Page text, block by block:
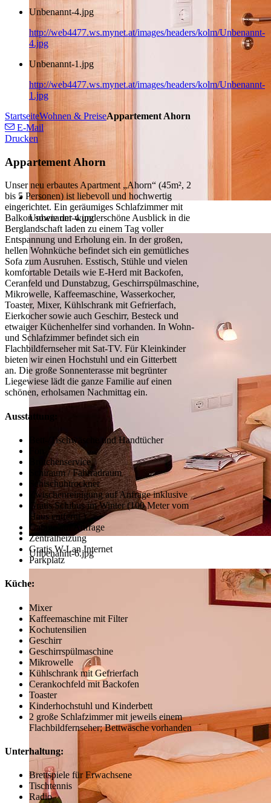
Unbenannt-4.jpg
Unbenannt-6.jpg
Unbenannt-4.jpg
http://web4477.ws.mynet.at/images/headers/kolm/Unbenannt-
4.jpg
Unbenannt-1.jpg
http://web4477.ws.mynet.at/images/headers/kolm/Unbenannt-
1.jpg
StartseiteWohnen & PreiseAppartement Ahorn
E-Mail
Drucken
Appartement Ahorn
Unser neu erbautes Apartment „Ahorn“ (45m², 2
bis 5 Personen) ist liebevoll und hochwertig
eingerichtet. Ein geräumiges Schlafzimmer mit
Balkon sowie der wunderschöne Ausblick in die
Berglandschaft laden zu einem Tag voller
Entspannung und Erholung ein. In der großen,
hellen Wohnküche befindet sich ein gemütliches
Sofa zum Ausruhen. Esstisch, Stühle und vielen
komfortable Details wie E-Herd mit Backofen,
Ceranfeld und Dunstabzug, Geschirrspülmaschine,
Mikrowelle, Kaffeemaschine, Wasserkocher,
Toaster, Mixer, Kühlschrank mit Gefrierfach,
Eierkocher sowie auch Geschirr, Besteck und
etwaiger Küchenhelfer sind vorhanden. In Wohn-
und Schlafzimmer befindet sich ein
Flachbildfernseher mit Sat-TV. Für Kleinkinder
bieten wir einen Hochstuhl und ein Gitterbett
an. Die große Sonnenterasse mit begrünter
Liegewiese lädt die ganze Familie auf einen
schönen, erholsamen Nachmittag ein.
Ausstattung:
Bett-/Tischwäsche und Handtücher
Brötchenservice
Schiraum / Fahrradraum
Schischuhtrockner
Zwischenreinigung auf Anfrage inklusive
Gratis Schibus im Winter (100 Meter vom
Haus entfernt )
Garage auf Anfrage
Zentralheizung
Gratis W-Lan Internet
Parkplatz
Küche:
Mixer
Kaffeemaschine mit Filter
Kochutensilien
Geschirr
Geschirrspülmaschine
Mikrowelle
Kühlschrank mit Gefrierfach
Cerankochfeld mit Backofen
Toaster
Kinderhochstuhl und Kinderbett
2 große Schlafzimmer mit jeweils einem
Flachbildfernseher; Bettwäsche vorhanden
Unterhaltung:
Brettspiele für Erwachsene
Tischtennis
Radio